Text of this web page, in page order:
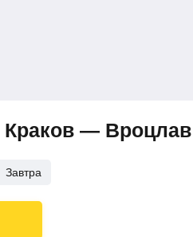
Краков — Вроцлав
Завтра